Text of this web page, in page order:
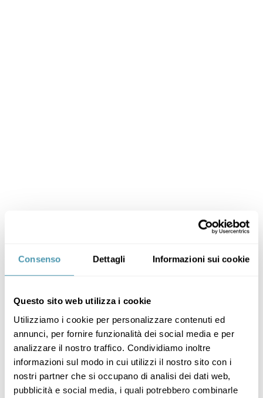
Consenso Dettagli Informazioni sui cookie
Questo sito web utilizza i cookie
Utilizziamo i cookie per personalizzare contenuti ed
annunci, per fornire funzionalità dei social media e per
analizzare il nostro traffico. Condividiamo inoltre
informazioni sul modo in cui utilizzi il nostro sito con i
nostri partner che si occupano di analisi dei dati web,
pubblicità e social media, i quali potrebbero combinarle